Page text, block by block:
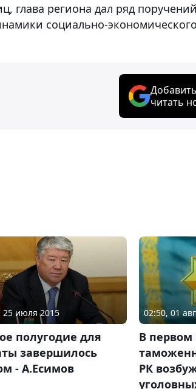
глава региона дал ряд
социально-
читать
25 июля 2015
полугодие для
завершилось
- А.Есимов
02:50, 01
В первом
РК